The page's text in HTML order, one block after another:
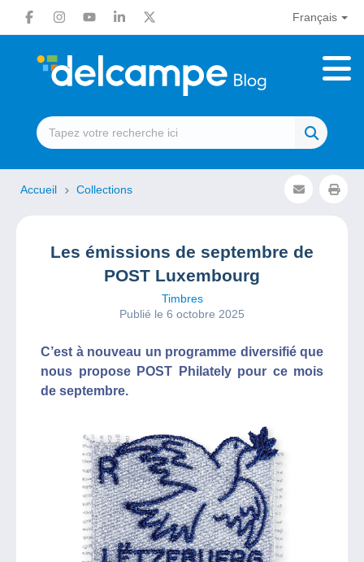
Français
Accueil Collections
Les émissions de septembre de
POST Luxembourg
Timbres
Publié le 6 octobre 2025
C’est à nouveau un programme diversifié que
nous propose POST Philately pour ce mois
de septembre.